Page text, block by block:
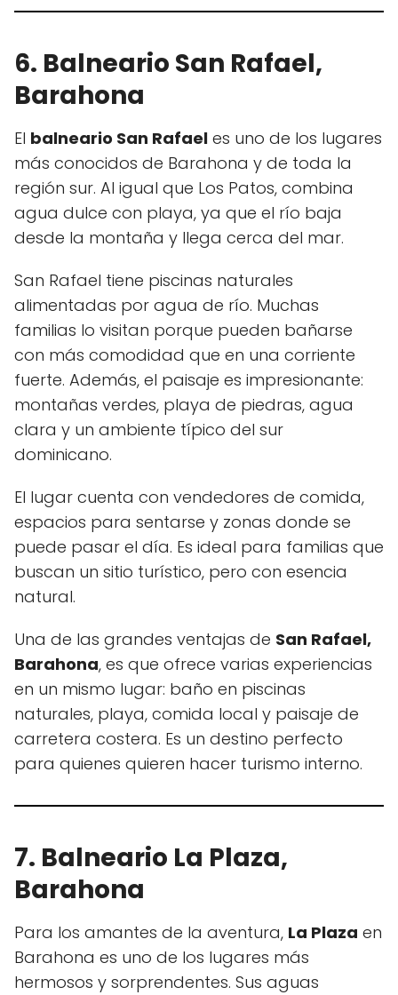
6. Balneario San Rafael,
Barahona
El balneario San Rafael es uno de los lugares
más conocidos de Barahona y de toda la
región sur. Al igual que Los Patos, combina
agua dulce con playa, ya que el río baja
desde la montaña y llega cerca del mar.
San Rafael tiene piscinas naturales
alimentadas por agua de río. Muchas
familias lo visitan porque pueden bañarse
con más comodidad que en una corriente
fuerte. Además, el paisaje es impresionante:
montañas verdes, playa de piedras, agua
clara y un ambiente típico del sur
dominicano.
El lugar cuenta con vendedores de comida,
espacios para sentarse y zonas donde se
puede pasar el día. Es ideal para familias que
buscan un sitio turístico, pero con esencia
natural.
Una de las grandes ventajas de San Rafael,
Barahona, es que ofrece varias experiencias
en un mismo lugar: baño en piscinas
naturales, playa, comida local y paisaje de
carretera costera. Es un destino perfecto
para quienes quieren hacer turismo interno.
7. Balneario La Plaza,
Barahona
Para los amantes de la aventura, La Plaza en
Barahona es uno de los lugares más
hermosos y sorprendentes. Sus aguas